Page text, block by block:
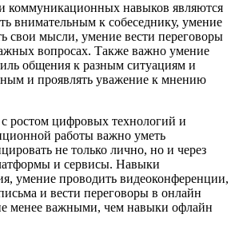
коммуникационных навыков являются
внимательным к собеседнику, умение
свои мысли, умение вести переговоры
вопросах. Также важно умение
общения к разным ситуациям и
и проявлять уважение к мнению
ростом цифровых технологий и
работы важно уметь
не только лично, но и через
и сервисы. Навыки
умение проводить видеоконференции,
и вести переговоры в онлайн
менее важными, чем навыки офлайн